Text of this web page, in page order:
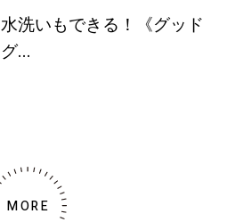
水洗いもできる！《グッド
グ...
MORE